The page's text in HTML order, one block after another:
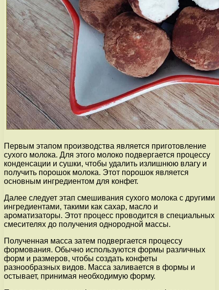
Первым этапом производства является приготовление
сухого молока. Для этого молоко подвергается процессу
конденсации и сушки, чтобы удалить излишнюю влагу и
получить порошок молока. Этот порошок является
основным ингредиентом для конфет.
Далее следует этап смешивания сухого молока с другими
ингредиентами, такими как сахар, масло и
ароматизаторы. Этот процесс проводится в специальных
смесителях до получения однородной массы.
Полученная масса затем подвергается процессу
формования. Обычно используются формы различных
форм и размеров, чтобы создать конфеты
разнообразных видов. Масса заливается в формы и
остывает, принимая необходимую форму.